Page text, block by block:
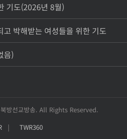
기도(2026년 8월)
박해받는 여성들을 위한 기도
음)
방선교방송. All Rights Reserved.
| TWR360